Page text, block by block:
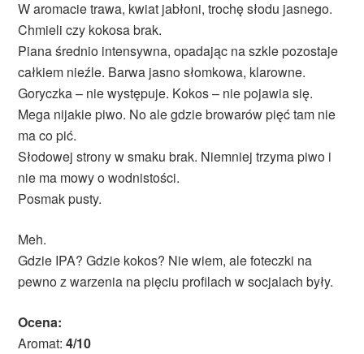
W aromacie trawa, kwiat jabłoni, trochę słodu jasnego.
Chmieli czy kokosa brak.
Piana średnio intensywna, opadając na szkle pozostaje
całkiem nieźle. Barwa jasno słomkowa, klarowne.
Goryczka – nie występuje. Kokos – nie pojawia się.
Mega nijakie piwo. No ale gdzie browarów pięć tam nie
ma co pić.
Słodowej strony w smaku brak. Niemniej trzyma piwo i
nie ma mowy o wodnistości.
Posmak pusty.
Meh.
Gdzie IPA? Gdzie kokos? Nie wiem, ale foteczki na
pewno z warzenia na pięciu profilach w socjalach były.
Ocena:
Aromat:4/10